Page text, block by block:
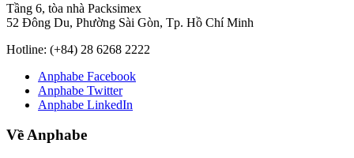
Tầng 6, tòa nhà Packsimex
52 Đông Du, Phường Sài Gòn, Tp. Hồ Chí Minh
Hotline: (+84) 28 6268 2222
Anphabe Facebook
Anphabe Twitter
Anphabe LinkedIn
Về Anphabe